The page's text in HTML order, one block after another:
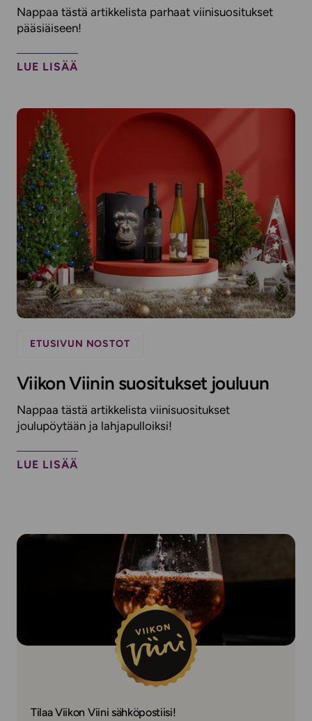
Nappaa tästä artikkelista parhaat viinisuositukset
pääsiäiseen!
LUE LISÄÄ
ETUSIVUN NOSTOT
Viikon Viinin suositukset jouluun
Nappaa tästä artikkelista viinisuositukset
joulupöytään ja lahjapulloiksi!
LUE LISÄÄ
Tilaa Viikon Viini sähköpostiisi!